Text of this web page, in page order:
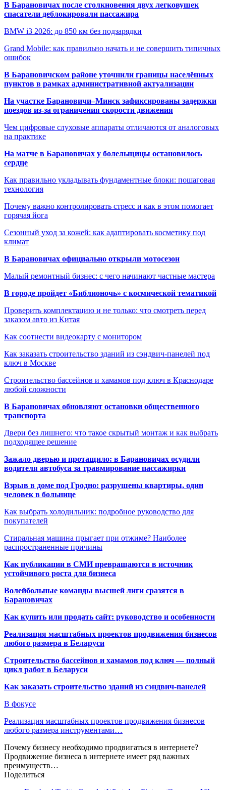
В Барановичах после столкновения двух легковушек
спасатели деблокировали пассажира
BMW i3 2026: до 850 км без подзарядки
Grand Mobile: как правильно начать и не совершить типичных
ошибок
В Барановичском районе уточнили границы населённых
пунктов в рамках административной актуализации
На участке Барановичи–Минск зафиксированы задержки
поездов из-за ограничения скорости движения
Чем цифровые слуховые аппараты отличаются от аналоговых
на практике
На матче в Барановичах у болельщицы остановилось
сердце
Как правильно укладывать фундаментные блоки: пошаговая
технология
Почему важно контролировать стресс и как в этом помогает
горячая йога
Сезонный уход за кожей: как адаптировать косметику под
климат
В Барановичах официально открыли мотосезон
Малый ремонтный бизнес: с чего начинают частные мастера
В городе пройдет «Библионочь» с космической тематикой
Проверить комплектацию и не только: что смотреть перед
заказом авто из Китая
Как соотнести видеокарту с монитором
Как заказать строительство зданий из сэндвич-панелей под
ключ в Москве
Строительство бассейнов и хамамов под ключ в Краснодаре
любой сложности
В Барановичах обновляют остановки общественного
транспорта
Двери без лишнего: что такое скрытый монтаж и как выбрать
подходящее решение
Зажало дверью и протащило: в Барановичах осудили
водителя автобуса за травмирование пассажирки
Взрыв в доме под Гродно: разрушены квартиры, один
человек в больнице
Как выбрать холодильник: подробное руководство для
покупателей
Стиральная машина прыгает при отжиме? Наиболее
распространенные причины
Как публикации в СМИ превращаются в источник
устойчивого роста для бизнеса
Волейбольные команды высшей лиги сразятся в
Барановичах
Как купить или продать сайт: руководство и особенности
Реализация масштабных проектов продвижения бизнесов
любого размера в Беларуси
Строительство бассейнов и хамамов под ключ — полный
цикл работ в Беларуси
Как заказать строительство зданий из сэндвич-панелей
В фокусе
Реализация масштабных проектов продвижения бизнесов
любого размера инструментами…
Почему бизнесу необходимо продвигаться в интернете?
Продвижение бизнеса в интернете имеет ряд важных
преимуществ…
Поделиться